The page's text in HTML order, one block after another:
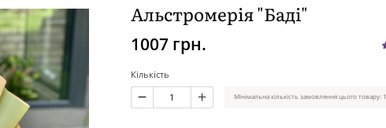
Альстромерія "Баді"
1007 грн.
Кількість
Мінімальна кількість замовлення цього товару: 1